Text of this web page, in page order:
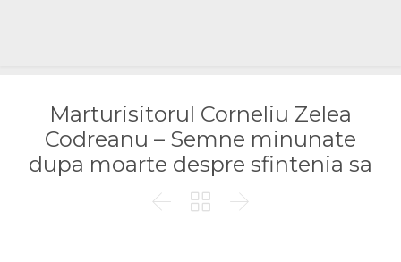
Marturisitorul Corneliu Zelea
Codreanu – Semne minunate
dupa moarte despre sfintenia sa
  